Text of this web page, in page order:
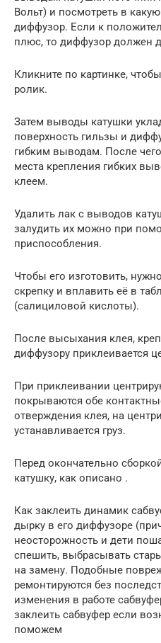
Вольт) и посмотреть в
диффузор. Если к
плюс, то диффузор должен
Кликните по картинке,
ролик.
Затем выводы катушки
поверхность гильзы и
гибким выводам. После
места крепления гибких
клеем.
Удалить лак с выводов
залудить их можно при
приспособления.
Чтобы его изготовить,
скрепку и вплавить её в
(салициловой кислоты).
После высыхания клея,
диффузору приклеивается
При приклеивании
покрываются обе
отверждения клея, на
устанавливается груз.
Перед окончательно
катушку, как описано .
Как заклеить динамик
дырку в его диффузоре
неосторожность и дети
спешить, выбрасывать
на замену. Подобные
ремонтируются без
изменения в работе
заклеить сабвуфер если
поможем